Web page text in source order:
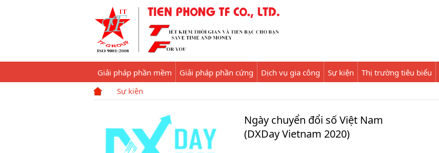
Giải pháp phần mềm Giải pháp phần cứng Dịch vụ gia công Sự kiện Thị trường tiêu biểu
Sự kiện
Ngày chuyển đổi số Việt Nam
(DXDay Vietnam 2020)